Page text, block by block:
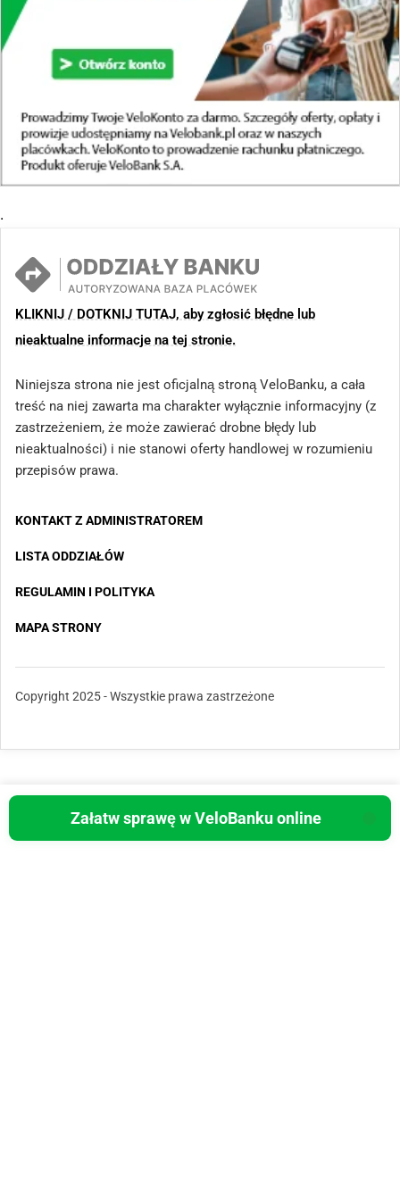
.
KLIKNIJ / DOTKNIJ TUTAJ, aby zgłosić błędne lub
nieaktualne informacje na tej stronie.
Niniejsza strona nie jest oficjalną stroną VeloBanku, a cała
treść na niej zawarta ma charakter wyłącznie informacyjny (z
zastrzeżeniem, że może zawierać drobne błędy lub
nieaktualności) i nie stanowi oferty handlowej w rozumieniu
przepisów prawa.
KONTAKT Z ADMINISTRATOREM
LISTA ODDZIAŁÓW
REGULAMIN I POLITYKA
MAPA STRONY
Copyright 2025 - Wszystkie prawa zastrzeżone
Załatw sprawę w VeloBanku online